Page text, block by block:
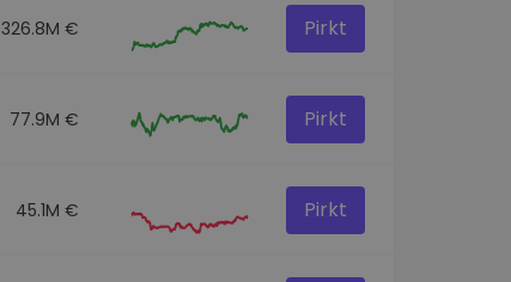
326.8M € Pirkt
77.9M € Pirkt
45.1M € Pirkt